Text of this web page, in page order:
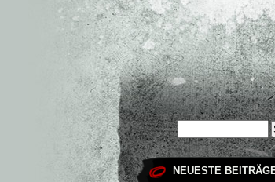
NEUESTE